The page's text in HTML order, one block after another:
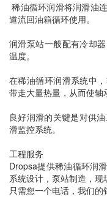
稀油循环润滑将润滑油
道流回油箱循环使用。
润滑泵站一般配有冷却
温度。
在稀油循环润滑系统中
带走大量热量，从而使轴
良好润滑的关键是对供
滑监控系统。
工程服务
Dropsa提供稀油循环润
系统设计，泵站制造，现
只需您一个电话，我们的